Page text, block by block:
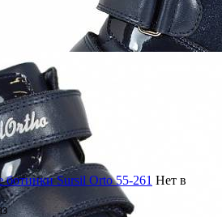
ботинки Sursil Orto 55-261 Нет в